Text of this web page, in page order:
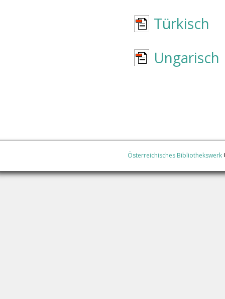
Türkisch
Ungarisch
Österreichisches Bibliothekswerk